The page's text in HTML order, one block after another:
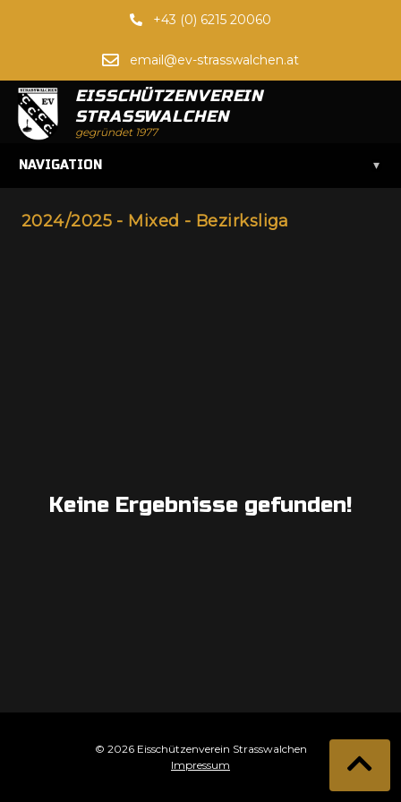
+43 (0) 6215 20060
email@ev-strasswalchen.at
EISSCHÜTZENVEREIN
STRASSWALCHEN
gegründet 1977
NAVIGATION ▾
2024/2025 - Mixed - Bezirksliga
Keine Ergebnisse gefunden!
© 2026 Eisschützenverein Strasswalchen
Impressum